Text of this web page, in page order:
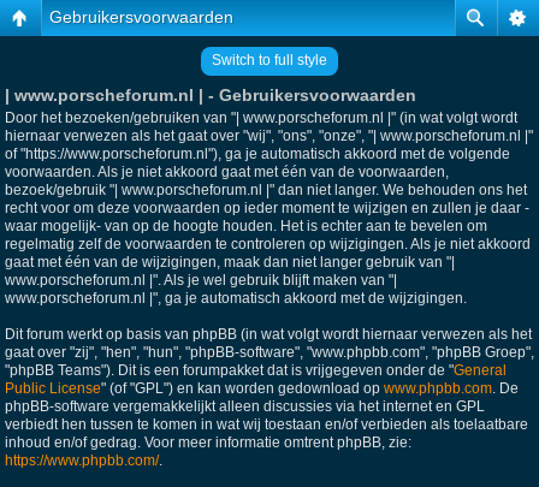
Gebruikersvoorwaarden
Switch to full style
| www.porscheforum.nl | - Gebruikersvoorwaarden
Door het bezoeken/gebruiken van "| www.porscheforum.nl |" (in wat volgt wordt
hiernaar verwezen als het gaat over "wij", "ons", "onze", "| www.porscheforum.nl |"
of "https://www.porscheforum.nl"), ga je automatisch akkoord met de volgende
voorwaarden. Als je niet akkoord gaat met één van de voorwaarden,
bezoek/gebruik "| www.porscheforum.nl |" dan niet langer. We behouden ons het
recht voor om deze voorwaarden op ieder moment te wijzigen en zullen je daar -
waar mogelijk- van op de hoogte houden. Het is echter aan te bevelen om
regelmatig zelf de voorwaarden te controleren op wijzigingen. Als je niet akkoord
gaat met één van de wijzigingen, maak dan niet langer gebruik van "|
www.porscheforum.nl |". Als je wel gebruik blijft maken van "|
www.porscheforum.nl |", ga je automatisch akkoord met de wijzigingen.
Dit forum werkt op basis van phpBB (in wat volgt wordt hiernaar verwezen als het
gaat over "zij", "hen", "hun", "phpBB-software", "www.phpbb.com", "phpBB Groep",
"phpBB Teams"). Dit is een forumpakket dat is vrijgegeven onder de "General
Public License" (of "GPL") en kan worden gedownload op www.phpbb.com. De
phpBB-software vergemakkelijkt alleen discussies via het internet en GPL
verbiedt hen tussen te komen in wat wij toestaan en/of verbieden als toelaatbare
inhoud en/of gedrag. Voor meer informatie omtrent phpBB, zie:
https://www.phpbb.com/.